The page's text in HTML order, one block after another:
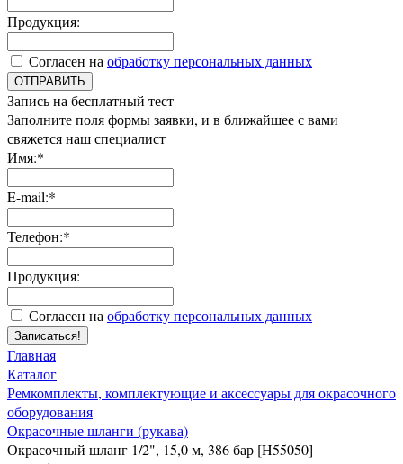
Продукция:
Согласен на обработку персональных данных
ОТПРАВИТЬ
Запись на бесплатный тест
Заполните поля формы заявки, и в ближайшее с вами
свяжется наш специалист
Имя:*
E-mail:*
Телефон:*
Продукция:
Согласен на обработку персональных данных
Записаться!
Главная
Каталог
Ремкомплекты, комплектующие и аксессуары для окрасочного
оборудования
Окрасочные шланги (рукава)
Окрасочный шланг 1/2", 15,0 м, 386 бар [H55050]